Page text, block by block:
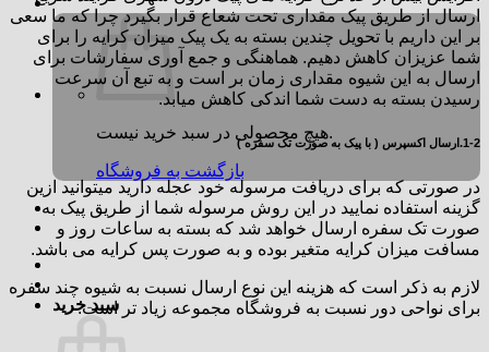
هیچ محصولی در سبد خرید نیست.
بازگشت به فروشگاه
سبد خرید
ارسال از طریق پیک مقداری تحت شعاع قرار بگیرد چرا که ما سعی
بر این داریم با تحویل چندین بسته به یک پیک میزان کرایه را برای
شما عزیزان کاهش دهیم. هماهنگی و جمع آوری سفارشات برای
ارسال به این شیوه مقداری زمان بر است و به تبع آن سرعت
رسیدن بسته به دست شما اندکی کاهش میابد.
1-2.ارسال اکسپرس ( با پیک به صورت تک سفره )
در صورتی که برای دریافت مرسوله خود عجله دارید میتوانید ازین
گزینه استفاده نمایید در این روش مرسوله شما از طریق پیک به
صورت تک سفره ارسال خواهد شد که بسته به ساعات روز و
مسافت میزان کرایه متغیر بوده و به صورت پس کرایه می باشد.
لازم به ذکر است که هزینه این نوع ارسال نسبت به شیوه چند سفره
برای نواحی دور نسبت به فروشگاه مجموعه زیاد تر است.